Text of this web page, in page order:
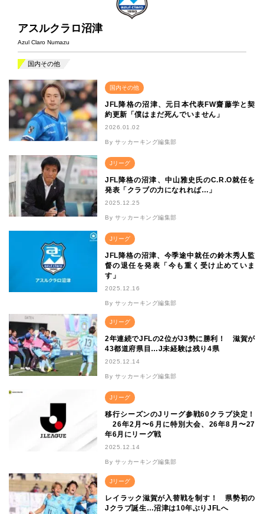
アスルクラロ沼津
Azul Claro Numazu
国内その他
国内その他
JFL降格の沼津、元日本代表FW齋藤学と契
約更新「僕はまだ死んでいません」
2026.01.02
By サッカーキング編集部
Jリーグ
JFL降格の沼津、中山雅史氏のC.R.O就任を
発表「クラブの力になれれば…」
2025.12.25
By サッカーキング編集部
Jリーグ
JFL降格の沼津、今季途中就任の鈴木秀人監
督の退任を発表「今も重く受け止めていま
す」
2025.12.16
By サッカーキング編集部
Jリーグ
2年連続でJFLの2位がJ3勢に勝利！ 滋賀が
43都道府県目…J未経験は残り4県
2025.12.14
By サッカーキング編集部
Jリーグ
移行シーズンのJリーグ参戦60クラブ決定！
26年2月〜6月に特別大会、26年8月〜27
年6月にリーグ戦
2025.12.14
By サッカーキング編集部
Jリーグ
レイラック滋賀が入替戦を制す！ 県勢初の
Jクラブ誕生…沼津は10年ぶりJFLへ